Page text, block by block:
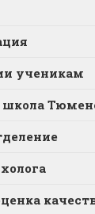
ученикам